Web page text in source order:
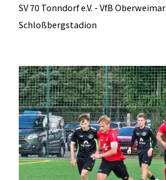
SV 70 Tonndorf e.V. - VfB Oberweimar
Schloßbergstadion